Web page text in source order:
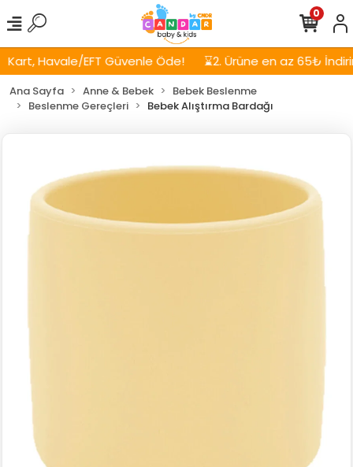
Havale/EFT Güvenle Öde! ⌛2. Ürüne en az 65₺
0
Ana Sayfa Anne & Bebek
Bebek Beslenme
Beslenme Gereçleri
Bebek Alıştırma Bardağı